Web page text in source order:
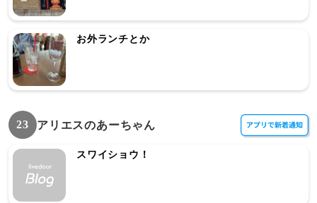
お外ランチとか
23 アリエスのあーちゃん
スワイショウ！